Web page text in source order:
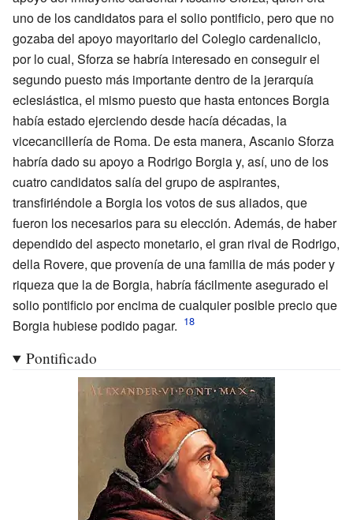
uno de los candidatos para el solio pontificio, pero que no
gozaba del apoyo mayoritario del Colegio cardenalicio,
por lo cual, Sforza se habría interesado en conseguir el
segundo puesto más importante dentro de la jerarquía
eclesiástica, el mismo puesto que hasta entonces Borgia
había estado ejerciendo desde hacía décadas, la
vicecancillería de Roma. De esta manera, Ascanio Sforza
habría dado su apoyo a Rodrigo Borgia y, así, uno de los
cuatro candidatos salía del grupo de aspirantes,
transfiriéndole a Borgia los votos de sus aliados, que
fueron los necesarios para su elección. Además, de haber
dependido del aspecto monetario, el gran rival de Rodrigo,
della Rovere, que provenía de una familia de más poder y
riqueza que la de Borgia, habría fácilmente asegurado el
solio pontificio por encima de cualquier posible precio que
Borgia hubiese podido pagar.
Pontificado